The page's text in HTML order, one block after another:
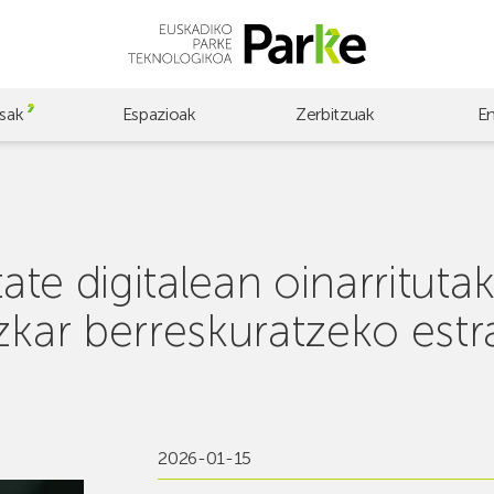
Espazioak Zerbitzuak
digitalean
berreskuratzeko
2026-01-15